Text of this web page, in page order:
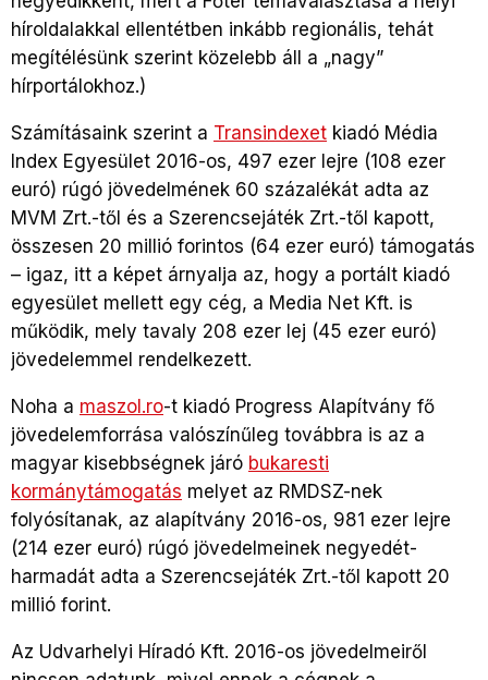
híroldalakkal ellentétben inkább regionális, tehát
megítélésünk szerint közelebb áll a „nagy”
hírportálokhoz.)
Számításaink szerint a Transindexet kiadó Média
Index Egyesület 2016-os, 497 ezer lejre (108 ezer
euró) rúgó jövedelmének 60 százalékát adta az
MVM Zrt.-től és a Szerencsejáték Zrt.-től kapott,
összesen 20 millió forintos (64 ezer euró) támogatás
– igaz, itt a képet árnyalja az, hogy a portált kiadó
egyesület mellett egy cég, a Media Net Kft. is
működik, mely tavaly 208 ezer lej (45 ezer euró)
jövedelemmel rendelkezett.
Noha a maszol.ro-t kiadó Progress Alapítvány fő
jövedelemforrása valószínűleg továbbra is az a
magyar kisebbségnek járó bukaresti
kormánytámogatás melyet az RMDSZ-nek
folyósítanak, az alapítvány 2016-os, 981 ezer lejre
(214 ezer euró) rúgó jövedelmeinek negyedét-
harmadát adta a Szerencsejáték Zrt.-től kapott 20
millió forint.
Az Udvarhelyi Híradó Kft. 2016-os jövedelmeiről